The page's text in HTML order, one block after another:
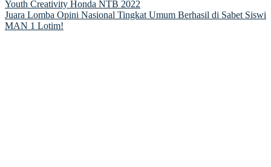
navigation
Youth Creativity Honda NTB 2022
Juara Lomba Opini Nasional Tingkat Umum Berhasil di Sabet Siswi
MAN 1 Lotim!